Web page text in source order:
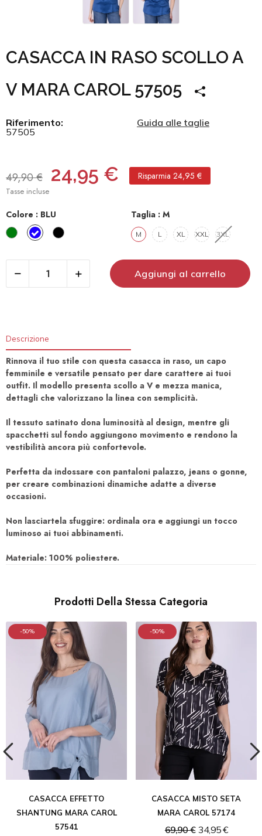
CASACCA IN RASO SCOLLO A
V MARA CAROL 57505
Riferimento:
57505
Guida alle taglie
49,90 € 24,95 € Risparmia 24,95 €
Tasse incluse
Colore : BLU
VERDEBLU NERO
Taglia : M
M L XL XXL 3XL​
Aggiungi al carrello
Descrizione
Rinnova il tuo stile con questa casacca in raso, un capo
femminile e versatile pensato per dare carattere ai tuoi
outfit. Il modello presenta scollo a V e mezza manica,
dettagli che valorizzano la linea con semplicità.
Il tessuto satinato dona luminosità al design, mentre gli
spacchetti sul fondo aggiungono movimento e rendono la
vestibilità ancora più confortevole.
Perfetta da indossare con pantaloni palazzo, jeans o gonne,
per creare combinazioni dinamiche adatte a diverse
occasioni.
Non lasciartela sfuggire: ordinala ora e aggiungi un tocco
luminoso ai tuoi abbinamenti.
Materiale: 100% poliestere.
Prodotti Della Stessa Categoria
-50%
CASACCA EFFETTO
SHANTUNG MARA CAROL
57541
-50%
CASACCA MISTO SETA
MARA CAROL 57174
69,90 € 34,95 €